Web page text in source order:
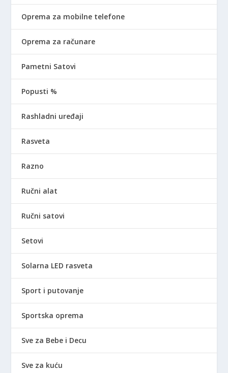
Oprema za mobilne telefone
Oprema za računare
Pametni Satovi
Popusti %
Rashladni uređaji
Rasveta
Razno
Ručni alat
Ručni satovi
Setovi
Solarna LED rasveta
Sport i putovanje
Sportska oprema
Sve za Bebe i Decu
Sve za kuću